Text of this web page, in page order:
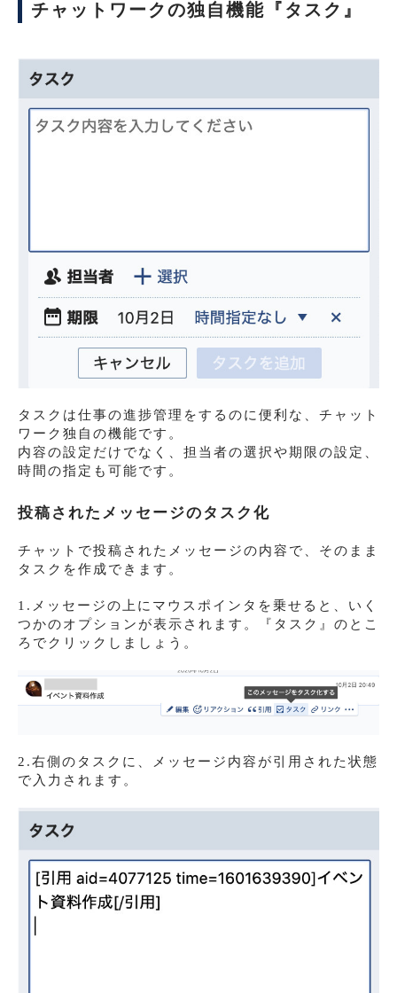
チャットワークの独自機能『タスク』
タスクは仕事の進捗管理をするのに便利な、チャット
ワーク独自の機能です。
内容の設定だけでなく、担当者の選択や期限の設定、
時間の指定も可能です。
投稿されたメッセージのタスク化
チャットで投稿されたメッセージの内容で、そのまま
タスクを作成できます。
1.メッセージの上にマウスポインタを乗せると、いく
つかのオプションが表示されます。『タスク』のとこ
ろでクリックしましょう。
2.右側のタスクに、メッセージ内容が引用された状態
で入力されます。